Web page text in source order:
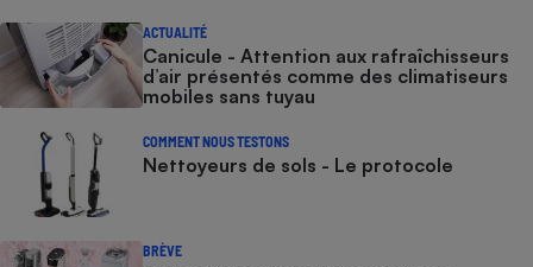
ACTUALITÉ
Canicule - Attention aux rafraîchisseurs
d’air présentés comme des climatiseurs
mobiles sans tuyau
COMMENT NOUS TESTONS
Nettoyeurs de sols - Le protocole
BRÈVE